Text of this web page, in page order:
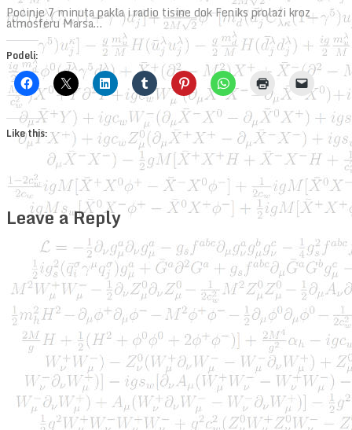
Pocinje 7 minuta pakla i radio tisine dok Feniks prolazi kroz
atmosferu Marsa…
Podeli:
Like this:
Leave a Reply